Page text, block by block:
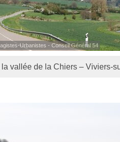
Urbanistes - Conseil Général 54
vallée de la Chiers – Viviers-